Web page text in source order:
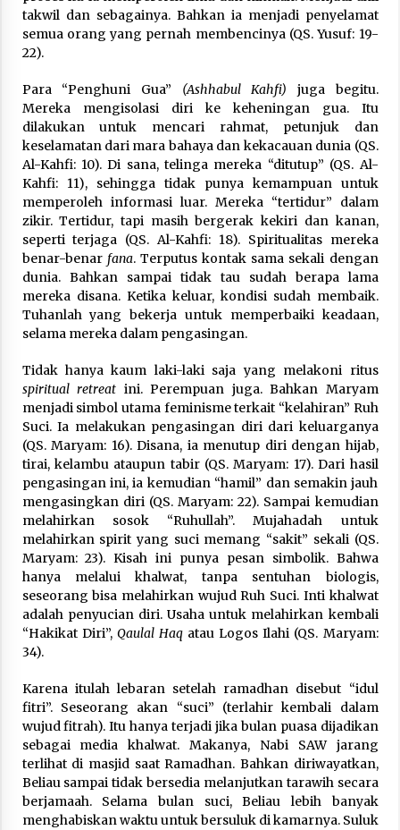
takwil dan sebagainya. Bahkan ia menjadi penyelamat
semua orang yang pernah membencinya (QS. Yusuf: 19-
22).
Para “Penghuni Gua” (Ashhabul Kahfi) juga begitu.
Mereka mengisolasi diri ke keheningan gua. Itu
dilakukan untuk mencari rahmat, petunjuk dan
keselamatan dari mara bahaya dan kekacauan dunia (QS.
Al-Kahfi: 10). Di sana, telinga mereka “ditutup” (QS. Al-
Kahfi: 11), sehingga tidak punya kemampuan untuk
memperoleh informasi luar. Mereka “tertidur” dalam
zikir. Tertidur, tapi masih bergerak kekiri dan kanan,
seperti terjaga (QS. Al-Kahfi: 18). Spiritualitas mereka
benar-benar fana. Terputus kontak sama sekali dengan
dunia. Bahkan sampai tidak tau sudah berapa lama
mereka disana. Ketika keluar, kondisi sudah membaik.
Tuhanlah yang bekerja untuk memperbaiki keadaan,
selama mereka dalam pengasingan.
Tidak hanya kaum laki-laki saja yang melakoni ritus
spiritual retreat ini. Perempuan juga. Bahkan Maryam
menjadi simbol utama feminisme terkait “kelahiran” Ruh
Suci. Ia melakukan pengasingan diri dari keluarganya
(QS. Maryam: 16). Disana, ia menutup diri dengan hijab,
tirai, kelambu ataupun tabir (QS. Maryam: 17). Dari hasil
pengasingan ini, ia kemudian “hamil” dan semakin jauh
mengasingkan diri (QS. Maryam: 22). Sampai kemudian
melahirkan sosok “Ruhullah”. Mujahadah untuk
melahirkan spirit yang suci memang “sakit” sekali (QS.
Maryam: 23). Kisah ini punya pesan simbolik. Bahwa
hanya melalui khalwat, tanpa sentuhan biologis,
seseorang bisa melahirkan wujud Ruh Suci. Inti khalwat
adalah penyucian diri. Usaha untuk melahirkan kembali
“Hakikat Diri”, Qaulal Haqatau Logos Ilahi (QS. Maryam:
34).
Karena itulah lebaran setelah ramadhan disebut “idul
fitri”. Seseorang akan “suci” (terlahir kembali dalam
wujud fitrah). Itu hanya terjadi jika bulan puasa dijadikan
sebagai media khalwat. Makanya, Nabi SAW jarang
terlihat di masjid saat Ramadhan. Bahkan diriwayatkan,
Beliau sampai tidak bersedia melanjutkan tarawih secara
berjamaah. Selama bulan suci, Beliau lebih banyak
menghabiskan waktu untuk bersuluk di kamarnya. Suluk